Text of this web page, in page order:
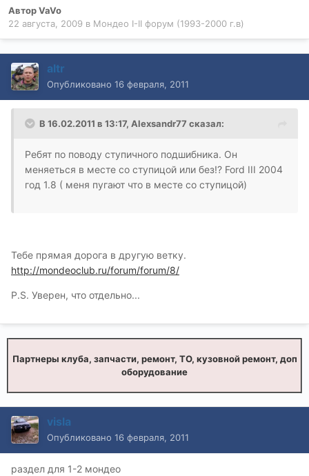
АвторVaVo
22 августа, 2009 в Мондео I-II форум (1993-2000 г.в)
altr
Опубликовано 16 февраля, 2011
В 16.02.2011 в 13:17, Alexsandr77 сказал:
Ребят по поводу ступичного подшибника. Он
меняеться в месте со ступицой или без!? Ford III 2004
год 1.8 ( меня пугают что в месте со ступицой)
Тебе прямая дорога в другую ветку.
http://mondeoclub.ru/forum/forum/8/
P.S. Уверен, что отдельно...
Партнеры клуба, запчасти, ремонт, ТО, кузовной ремонт, доп
оборудование
visla
Опубликовано 16 февраля, 2011
раздел для 1-2 мондео